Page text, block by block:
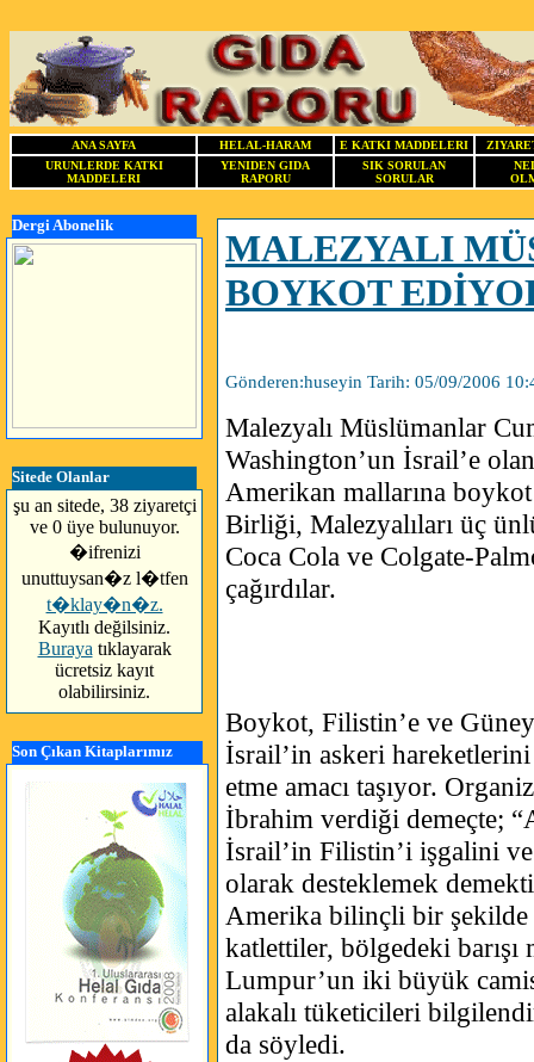
ANA SAYFA HELAL-HARAM E KATKI MADDELERI
URUNLERDE KATKI
MADDELERI
YENIDEN GIDA
RAPORU
SIK SORULAN
SORULAR
Dergi Abonelik
Sitede Olanlar
şu an sitede, 38 ziyaretçi
ve 0 üye bulunuyor.
�ifrenizi
unuttuysan�z l�tfen
t�klay�n�z.
Kayıtlı değilsiniz.
Buraya tıklayarak
ücretsiz kayıt
olabilirsiniz.
Son Çıkan Kitaplarımız
MALEZYALI
BOYKOT
Gönderen:huseyin Tarih: 05/09/2006
Malezyalı Müslümanlar
Washington’un İsrail’e
Amerikan mallarına
Birliği, Malezyalıları üç
Coca Cola ve Colgate-
çağırdılar.
Boykot, Filistin’e ve
İsrail’in askeri
etme amacı taşıyor.
İbrahim verdiği demeçte;
İsrail’in Filistin’i işgalini ve
olarak desteklemek
Amerika bilinçli bir şekilde
katlettiler, bölgedeki
Lumpur’un iki büyük
alakalı tüketicileri
da söyledi.